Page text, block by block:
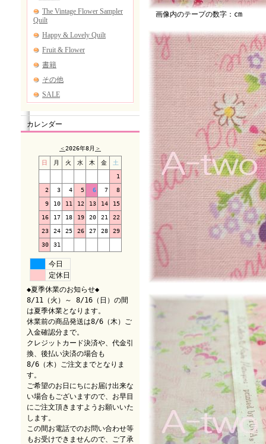
カレンダー
＜2026年8月 ＞
日 月 火 水 木 金 土
1
2 3 4 5 6 7 8
9 10 11 12 13 14 15
16 17 18 19 20 21 22
23 24 25 26 27 28 29
30 31
今日
定休日
◆夏季休業のお知らせ◆
8/11（火）～ 8/16（日）の間
は夏季休業となります。
休業前の商品発送は8/6（木）ご
入金確認分まで。
クレジットカード決済や、代金引
換、後払い決済の場合も
8/6（木）ご注文までとなりま
す。
ご希望のお日にちにお届け出来な
い場合もございますので、お早目
にご注文頂きますようお願いいた
します。
この間お電話でのお問い合わせ等
もお受けできませんので、ご了承
画像内のテープの数字：cm